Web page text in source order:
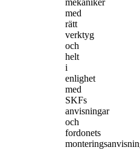
med
rätt
verktyg
och
helt
i
enlighet
med
SKFs
anvisningar
och
fordonets